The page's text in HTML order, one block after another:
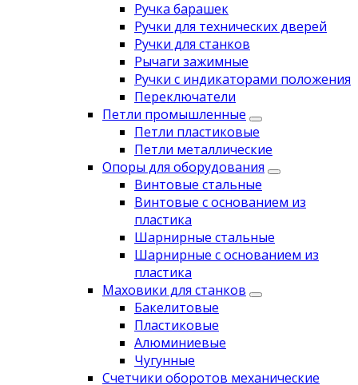
Ручка барашек
Ручки для технических дверей
Ручки для станков
Рычаги зажимные
Ручки с индикаторами положения
Переключатели
Петли промышленные
Петли пластиковые
Петли металлические
Опоры для оборудования
Винтовые стальные
Винтовые с основанием из
пластика
Шарнирные стальные
Шарнирные с основанием из
пластика
Маховики для станков
Бакелитовые
Пластиковые
Алюминиевые
Чугунные
Счетчики оборотов механические